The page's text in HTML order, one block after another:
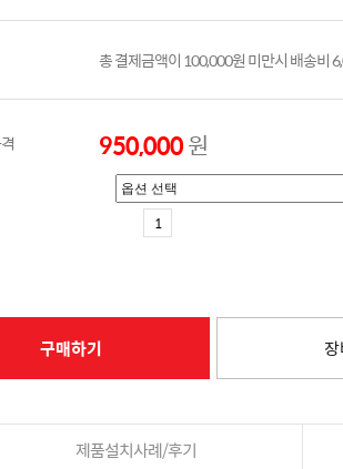
총 결제금액이 100,000원 미만시 배송비
950,000원
구매하기
제품설치사례/후기